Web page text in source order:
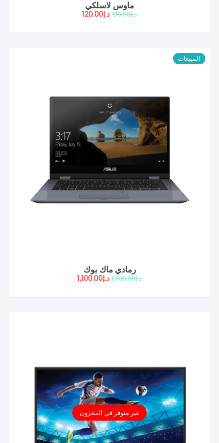
ماوس لاسلكي
د.إ170.00 السعر
الأصلي
د.إ120.00السعر
المبيعات
رمادي ماك بوك
د.إ1,700.00 السعر
الأصلي
د.إ1,100.00السعر
غير متوفر في المخزون